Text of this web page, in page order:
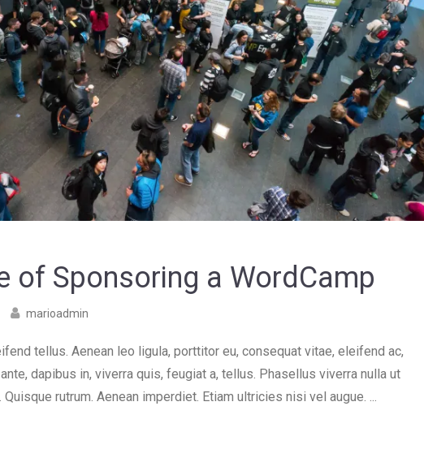
of Sponsoring a WordCamp
Posted
marioadmin
tellus. Aenean leo ligula, porttitor eu, consequat vitae, eleifend ac,
dapibus in, viverra quis, feugiat a, tellus. Phasellus viverra nulla ut
rutrum. Aenean imperdiet. Etiam ultricies nisi vel augue. ...